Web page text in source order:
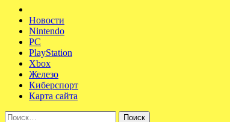
Новости
Nintendo
PC
PlayStation
Xbox
Железо
Киберспорт
Карта сайта
Найти: